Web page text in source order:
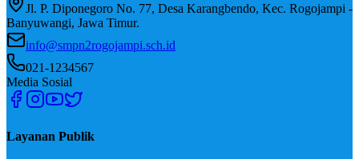
Jl. P. Diponegoro No. 77, Desa Karangbendo, Kec. Rogojampi -
Banyuwangi, Jawa Timur.
info@smpn2rogojampi.sch.id
021-1234567
Media Sosial
Layanan Publik